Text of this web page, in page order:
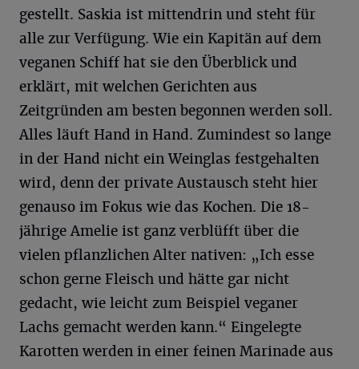
gestellt. Saskia ist mittendrin und steht für
alle zur Verfügung. Wie ein Kapitän auf dem
veganen Schiff hat sie den Überblick und
erklärt, mit welchen Gerichten aus
Zeitgründen am besten begonnen werden soll.
Alles läuft Hand in Hand. Zumindest so lange
in der Hand nicht ein Weinglas festgehalten
wird, denn der private Austausch steht hier
genauso im Fokus wie das Kochen. Die 18-
jährige Amelie ist ganz verblüfft über die
vielen pflanzlichen Alter nativen: „Ich esse
schon gerne Fleisch und hätte gar nicht
gedacht, wie leicht zum Beispiel veganer
Lachs gemacht werden kann.“ Eingelegte
Karotten werden in einer feinen Marinade aus